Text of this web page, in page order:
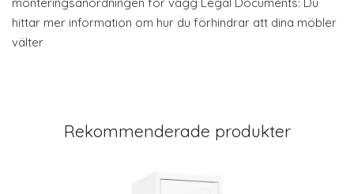
hittar mer information om hur du förhindrar att dina möbler
välter
Rekommenderade produkter